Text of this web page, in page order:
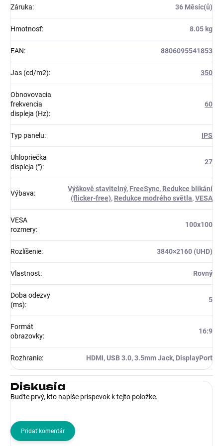
Záruka: 36 Měsíc(ů)
Hmotnosť: 8.05 kg
EAN: 8806095541853
Jas (cd/m2): 350
Obnovovacia
frekvencia
displeja (Hz):
60
Typ panelu: IPS
Uhlopriečka
displeja ("):
27
Výbava:
Výškově stavitelný, FreeSync, Redukce blikání
(flicker-free), Redukce modrého světla,VESA
VESA
rozmery:
100x100
Rozlíšenie: 3840×2160 (UHD)
Vlastnost: Rovný
Doba odezvy
(ms):
5
Formát
obrazovky:
16:9
Rozhranie: HDMI, USB 3.0, 3.5mm Jack, DisplayPort
Diskusia
Buďte prvý, kto napíše príspevok k tejto položke.
Pridať komentár